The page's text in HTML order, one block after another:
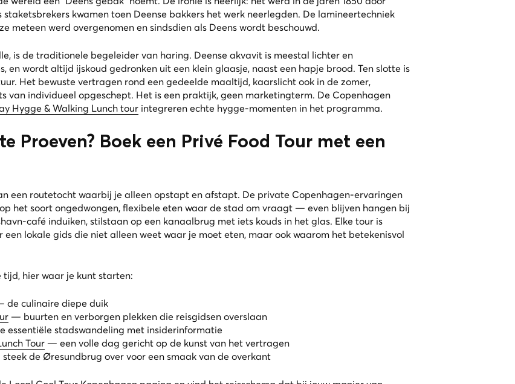
kwamen toen Deense bakkers het werk neerlegden. De lamineertechniek
meteen werd overgenomen en sindsdien als Deens wordt beschouwd.
is de traditionele begeleider van haring. Deense akvavit is meestal lichter en
en wordt altijd ijskoud gedronken uit een klein glaasje, naast een hapje brood. Ten slotte is
Het bewuste vertragen rond een gedeelde maaltijd, kaarslicht ook in de zomer,
van individueel opgeschept. Het is een praktijk, geen marketingterm. De Copenhagen
Hygge & Walking Lunch tour integreren echte hygge-momenten in het programma.
Proeven? Boek een Privé Food Tour met een
een routetocht waarbij je alleen opstapt en afstapt. De private Copenhagen-ervaringen
het soort ongedwongen, flexibele eten waar de stad om vraagt — even blijven hangen bij
café induiken, stilstaan op een kanaalbrug met iets kouds in het glas. Elke tour is
lokale gids die niet alleen weet waar je moet eten, maar ook waarom het betekenisvol
tijd, hier waar je kunt starten:
de culinaire diepe duik
— buurten en verborgen plekken die reisgidsen overslaan
essentiële stadswandeling met insiderinformatie
Tour — een volle dag gericht op de kunst van het vertragen
de Øresundbrug over voor een smaak van de overkant